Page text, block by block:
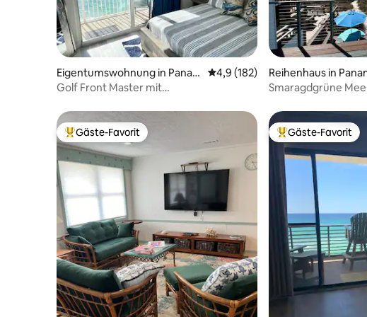
Eigentumswohnung in Panam
a City Beach
Durchschnittliche Bewertung:
4,9 (182)
Golf Front Master mit
Smaragdküste!
Reihenhaus in
each
Smaragdgrüne
Beliebter Gäste-Favorit.
Gäste-Favorit Beliebter Gäste-
Gäste-Favorit